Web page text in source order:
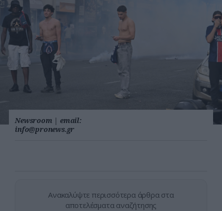
Newsroom | email:
info@pronews.gr
Ανακαλύψτε περισσότερα άρθρα στα
αποτελέσματα αναζήτησης